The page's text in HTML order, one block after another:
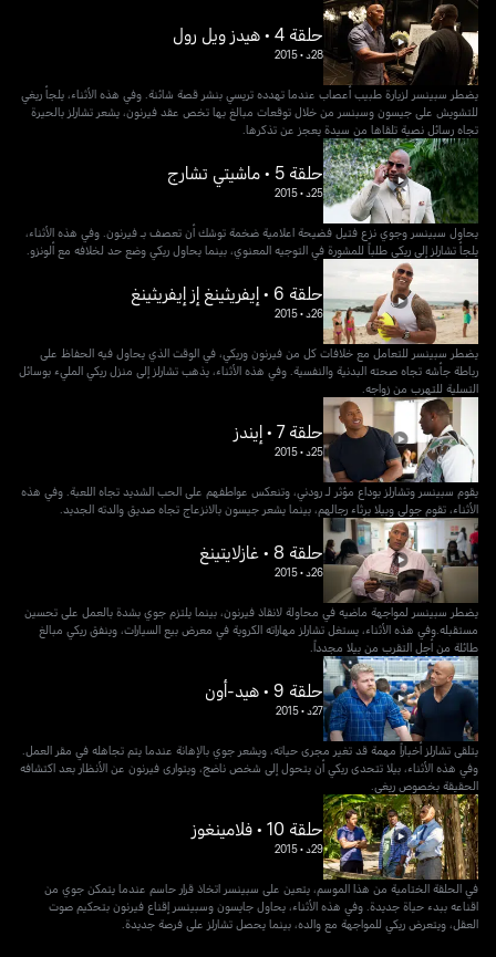
حلقة 4 • هيدز ويل رول
28د •
2015
يضطر سبينسر لزيارة طبيب أعصاب عندما تهدده تريسي بنشر قصة شائنة. وفي هذه الأثناء، يلجأ ريغي
للتشويش على جيسون وسبنسر من خلال توقعات مبالغ بها تخص عقد فيرنون، يشعر تشارلز بالحيرة
تجاه رسائل نصية تلقاها من سيدة يعجز عن تذكرها.
حلقة 5 • ماشيتي تشارج
25د •
2015
يحاول سبينسر وجوي نزع فتيل فضيحة اعلامية ضخمة توشك أن تعصف بـ فيرنون. وفي هذه الأثناء،
يلجأ تشارلز إلى ريكي طلباً للمشورة في التوجيه المعنوي، بينما يحاول ريكي وضع حد لخلافه مع ألونزو.
حلقة 6 • إيفريثينغ إز إيفريثينغ
26د •
2015
يضطر سبينسر للتعامل مع خلافات كل من فيرنون وريكي، في الوقت الذي يحاول فيه الحفاظ على
رباطة جأشه تجاه صحته البدنية والنفسية. وفي هذه الأثناء، يذهب تشارلز إلى منزل ريكي المليء بوسائل
التسلية للتهرب من زواجه.
حلقة 7 • إيندز
25د •
2015
يقوم سبينسر وتشارلز بوداع مؤثر لـ رودني، وتنعكس عواطفهم على الحب الشديد تجاه اللعبة. وفي هذه
الأثناء، تقوم جولي وبيلا برثاء رجالهم، بينما يشعر جيسون بالانزعاج تجاه صديق والدته الجديد.
حلقة 8 • غازلايتينغ
26د •
2015
يضطر سبينسر لمواجهة ماضيه في محاولة لانقاذ فيرنون، بينما يلتزم جوي بشدة بالعمل على تحسين
مستقبله.وفي هذه الأثناء، يستغل تشارلز مهاراته الكروية في معرض بيع السيارات، وينفق ريكي مبالغ
طائلة من أجل التقرب من بيلا مجدداً.
حلقة 9 • هيد-أون
27د •
2015
يتلقى تشارلز أخباراً مهمة قد تغير مجرى حياته، ويشعر جوي بالإهانة عندما يتم تجاهله في مقر العمل.
وفي هذه الأثناء، بيلا تتحدى ريكي أن يتحول إلى شخص ناضج، ويتوارى فيرنون عن الأنظار بعد اكتشافه
الحقيقة بخصوص ريغي.
حلقة 10 • فلامينغوز
29د •
2015
في الحلقة الختامية من هذا الموسم، يتعين على سبينسر اتخاذ قرار حاسم عندما يتمكن جوي من
اقناعه ببدء حياة جديدة. وفي هذه الأثناء، يحاول جايسون وسبينسر إقناع فيرنون بتحكيم صوت
العقل، ويتعرض ريكي للمواجهة مع والده، بينما يحصل تشارلز على فرصة جديدة.